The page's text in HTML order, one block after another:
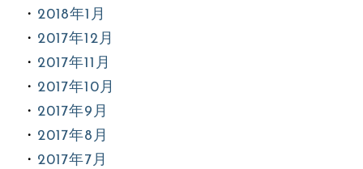
2018年1月
2017年12月
2017年11月
2017年10月
2017年9月
2017年8月
2017年7月